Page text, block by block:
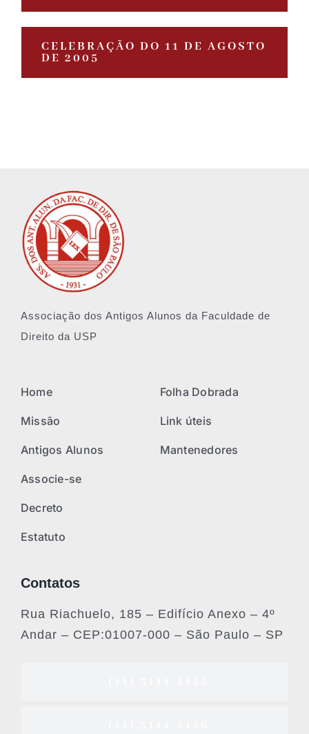
CELEBRAÇÃO DO 11 DE AGOSTO
DE 2005
Associação dos Antigos Alunos da Faculdade de
Direito da USP
Home
Missão
Antigos Alunos
Associe-se
Decreto
Estatuto
Folha Dobrada
Link úteis
Mantenedores
Contatos
Rua Riachuelo, 185 – Edifício Anexo – 4º
Andar – CEP:01007-000 – São Paulo – SP